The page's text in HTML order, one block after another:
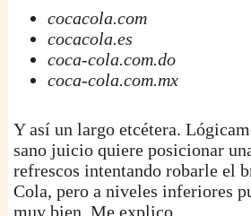
cocacola.com
cocacola.es
coca-cola.com.do
coca-cola.com.mx
Y así un largo etcétera.
sano juicio quiere posicionar
refrescos intentando robarle el
Cola, pero a niveles inferiores
muy bien. Me explico.